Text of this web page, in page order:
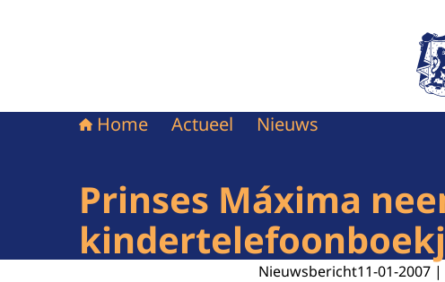
Home Actueel Nieuws
Prinses Máxima
Nieuwsbericht11-01-2007